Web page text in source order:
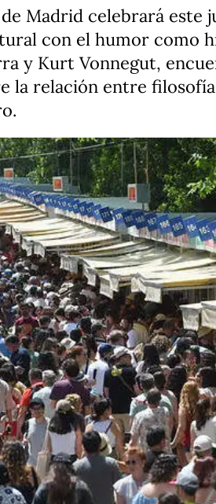
Madrid celebrará este
con el humor como
y Kurt Vonnegut,
la relación entre